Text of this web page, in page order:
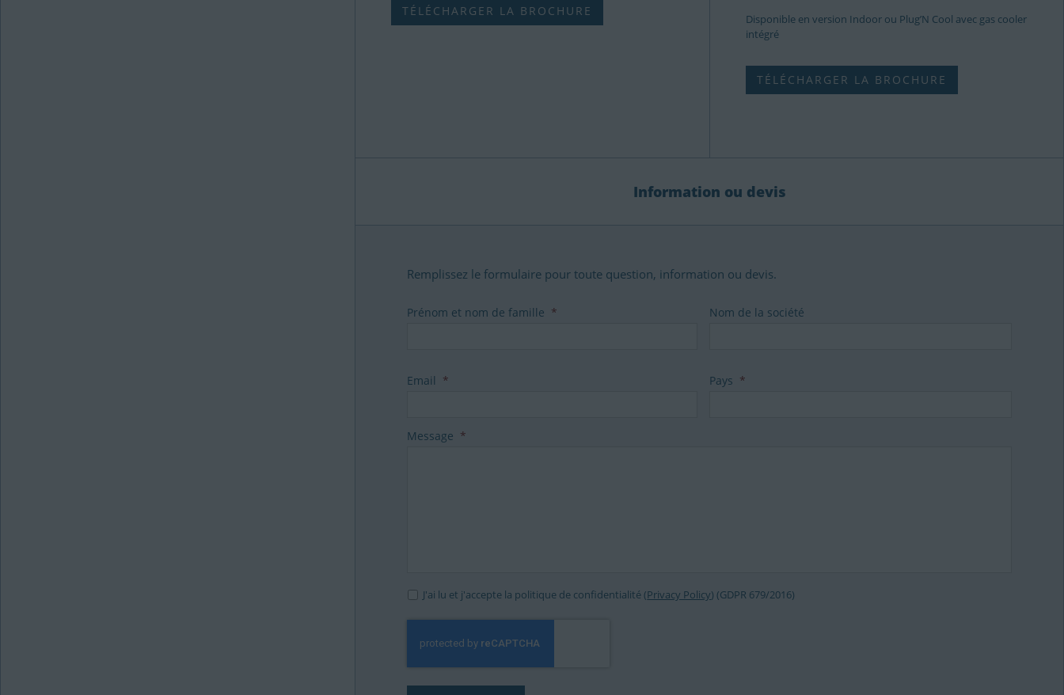
TÉLÉCHARGER LA BROCHURE
Disponible en version Indoor ou Plug’N Cool avec gas cooler
intégré
TÉLÉCHARGER LA BROCHURE
Information ou devis
Remplissez le formulaire pour toute question, information ou devis.
Prénom et nom de famille * Nom de la société
Email * Pays *
Message *
J'ai lu et j'accepte la politique de confidentialité (Privacy Policy) (GDPR 679/2016)